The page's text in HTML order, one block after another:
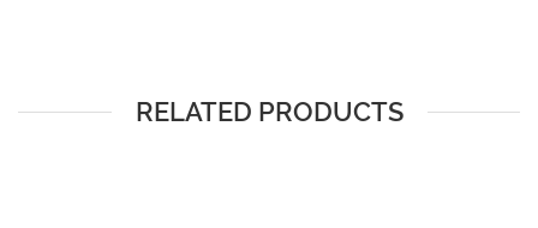
RELATED PRODUCTS